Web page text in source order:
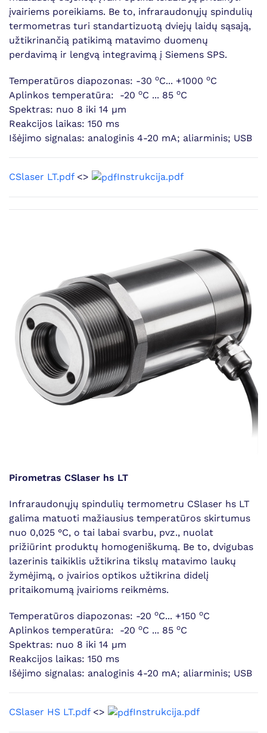
įvairiems poreikiams. Be to, infraraudonųjų spindulių
termometras turi standartizuotą dviejų laidų sąsają,
užtikrinančią patikimą matavimo duomenų
perdavimą ir lengvą integravimą į Siemens SPS.
Temperatūros diapozonas: -30 oC... +1000 oC
Aplinkos temperatūra: -20 oC ... 85 oC
Spektras: nuo 8 iki 14 µm
Reakcijos laikas: 150 ms
Išėjimo signalas: analoginis 4-20 mA; aliarminis; USB
CSlaser LT.pdf<> Instrukcija.pdf
Pirometras CSlaser hs LT
Infraraudonųjų spindulių termometru CSlaser hs LT
galima matuoti mažiausius temperatūros skirtumus
nuo 0,025 °C, o tai labai svarbu, pvz., nuolat
prižiūrint produktų homogeniškumą. Be to, dvigubas
lazerinis taikiklis užtikrina tikslų matavimo laukų
žymėjimą, o įvairios optikos užtikrina didelį
pritaikomumą įvairioms reikmėms.
Temperatūros diapozonas: -20 oC... +150 oC
Aplinkos temperatūra: -20 oC ... 85 oC
Spektras: nuo 8 iki 14 µm
Reakcijos laikas: 150 ms
Išėjimo signalas: analoginis 4-20 mA; aliarminis; USB
CSlaser HS LT.pdf<> Instrukcija.pdf